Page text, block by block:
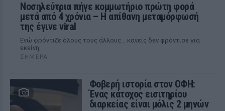
Νοσηλεύτρια πήγε κομμωτήριο πρώτη φορά
μετά από 4 χρόνια – Η απίθανη μεταμόρφωσή
της έγινε viral
Ενώ φρόντιζε όλους τους άλλους... κανείς δεν φρόντισε για
εκείνη
ΣΉΜΕΡΑ
Φοβερή ιστορία στον ΟΦΗ:
Ένας κάτοχος εισιτηρίου
διαρκείας είναι μόλις 2 μηνών